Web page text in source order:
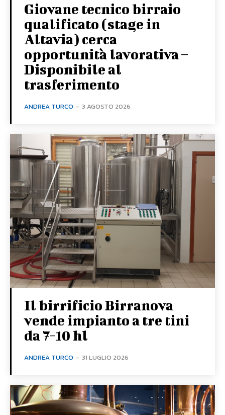
Giovane tecnico birraio
qualificato (stage in
Altavia) cerca
opportunità lavorativa –
Disponibile al
trasferimento
ANDREA TURCO - 3 AGOSTO 2026
Il birrificio Birranova
vende impianto a tre tini
da 7-10 hl
ANDREA TURCO - 31 LUGLIO 2026